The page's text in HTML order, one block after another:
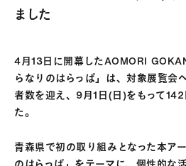
ました
4月13日に開幕したAOMORI
らなりのはらっぱ」は、対象展覧会
者数を迎え、9月1日(日)をもって
た。
青森県で初の取り組みとなった本ア